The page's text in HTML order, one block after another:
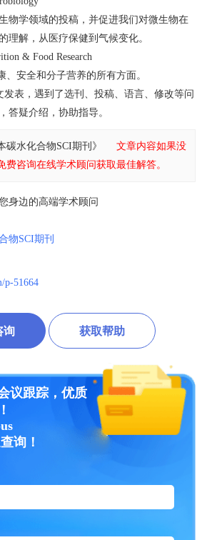
学领域的投稿，并促进我们对微生物在
理解，从医疗保健到气候变化。
& Food Research
安全和分子营养的所有方面。
表，遇到了选刊、投稿、语言、修改等问
答疑介绍，协助指导。
碳水化合物SCI期刊》
文章内容如果没
费咨询在线学术顾问获取最佳解答。
身边的高端学术顾问
物SCI期刊
p-51664
询 获取帮助
议跟踪，优质
询！